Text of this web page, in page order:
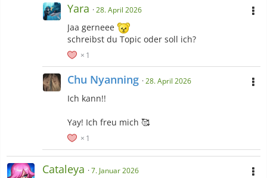
Pokémon Rejuvenation (Paragon Route)
Yara 28. April 2026
Jaa gerneee
schreibst du Topic oder soll ich?
1
Chu Nyanning 28. April 2026
Ich kann!!
Yay! Ich freu mich 🥰
1
Cataleya 7. Januar 2026